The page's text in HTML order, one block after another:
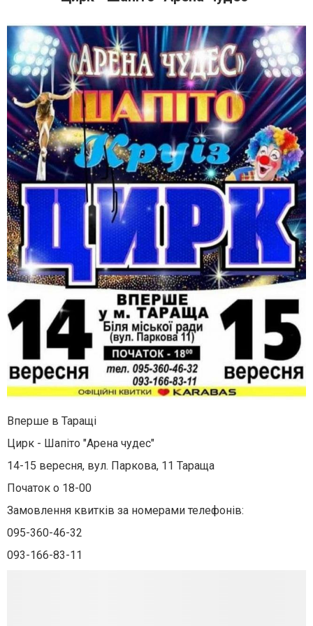
Вперше в Таращі
Цирк - Шапіто "Арена чудес"
14-15 вересня, вул. Паркова, 11 Тараща
Початок о 18-00
Замовлення квитків за номерами телефонів:
095-360-46-32
093-166-83-11